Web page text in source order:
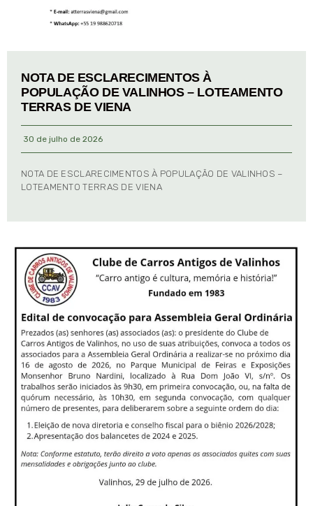
NOTA DE ESCLARECIMENTOS À
POPULAÇÃO DE VALINHOS – LOTEAMENTO
TERRAS DE VIENA
30 de julho de 2026
NOTA DE ESCLARECIMENTOS À POPULAÇÃO DE VALINHOS –
LOTEAMENTO TERRAS DE VIENA